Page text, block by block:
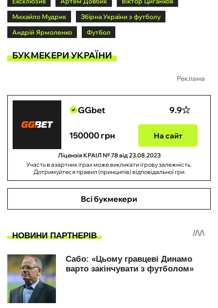
Михайло Мудрик
Збірна України з футболу
Андрій Ярмоленко
Футбол
БУКМЕКЕРИ УКРАЇНИ
Реклама
GGbet 9.9
150000 грн На сайт
Ліцензія КРАІЛ № 78 від 23.08.2023
Участь в азартних іграх може викликати ігрову залежність.
Дотримуйтеся правил (принципів) відповідальної гри
Всі букмекери